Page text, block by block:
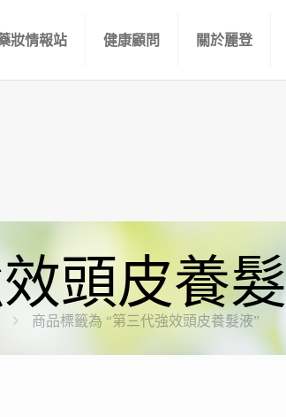
妝情報站 健康顧問 關於麗登
頭皮養
商品標籤為 “第三代強效頭皮養髮液”